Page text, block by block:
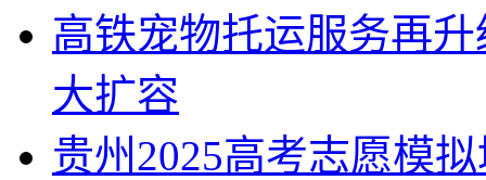
高铁宠物托运服务再
大扩容
贵州2025高考志愿模